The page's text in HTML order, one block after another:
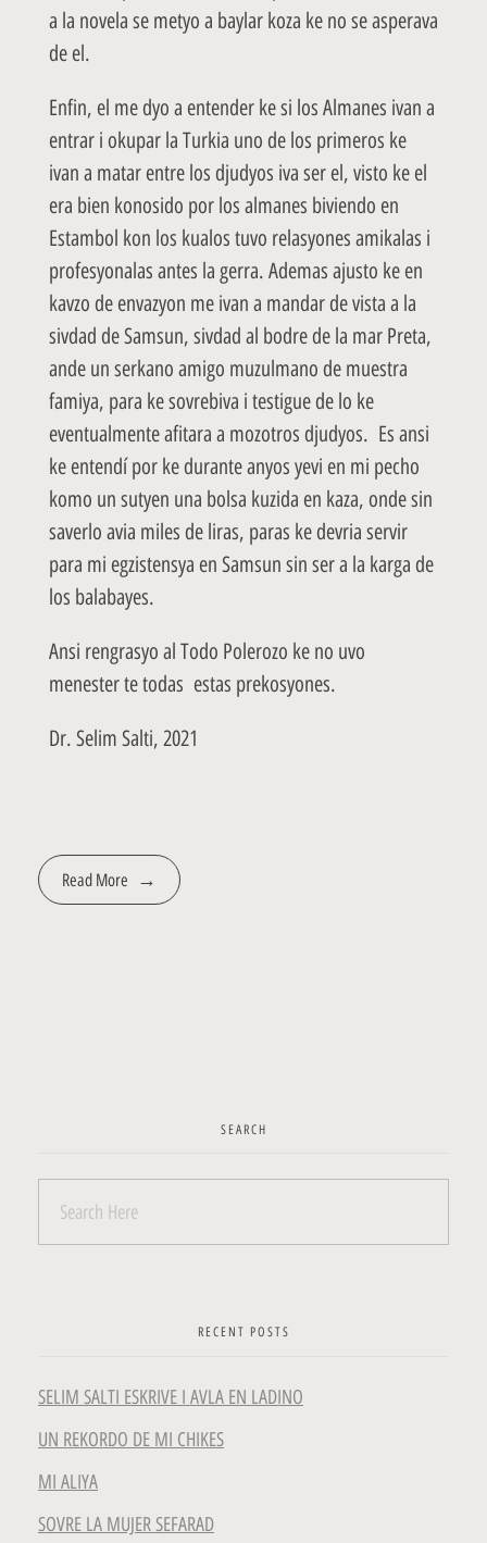
a la novela se metyo a baylar koza ke no se asperava
de el.
Enfin, el me dyo a entender ke si los Almanes ivan a
entrar i okupar la Turkia uno de los primeros ke
ivan a matar entre los djudyos iva ser el, visto ke el
era bien konosido por los almanes biviendo en
Estambol kon los kualos tuvo relasyones amikalas i
profesyonalas antes la gerra. Ademas ajusto ke en
kavzo de envazyon me ivan a mandar de vista a la
sivdad de Samsun, sivdad al bodre de la mar Preta,
ande un serkano amigo muzulmano de muestra
famiya, para ke sovrebiva i testigue de lo ke
eventualmente afitara a mozotros djudyos. Es ansi
ke entendí por ke durante anyos yevi en mi pecho
komo un sutyen una bolsa kuzida en kaza, onde sin
saverlo avia miles de liras, paras ke devria servir
para mi egzistensya en Samsun sin ser a la karga de
los balabayes.
Ansi rengrasyo al Todo Polerozo ke no uvo
menester te todas estas prekosyones.
Dr. Selim Salti, 2021
Read More
SEARCH
RECENT POSTS
SELIM SALTI ESKRIVE I AVLA EN LADINO
UN REKORDO DE MI CHIKES
MI ALIYA
SOVRE LA MUJER SEFARAD